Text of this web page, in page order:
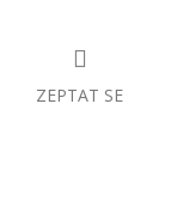
ZEPTAT SE